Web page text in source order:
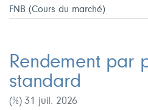
FNB (Cours du marché)
Rendement par
standard
(%) 31 juil. 2026